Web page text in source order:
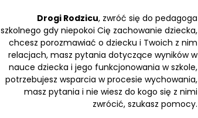
Drogi Rodzicu, zwróć się do pedagoga
szkolnego gdy niepokoi Cię zachowanie dziecka,
chcesz porozmawiać o dziecku i Twoich z nim
relacjach, masz pytania dotyczące wyników w
nauce dziecka i jego funkcjonowania w szkole,
potrzebujesz wsparcia w procesie wychowania,
masz pytania i nie wiesz do kogo się z nimi
zwrócić, szukasz pomocy.